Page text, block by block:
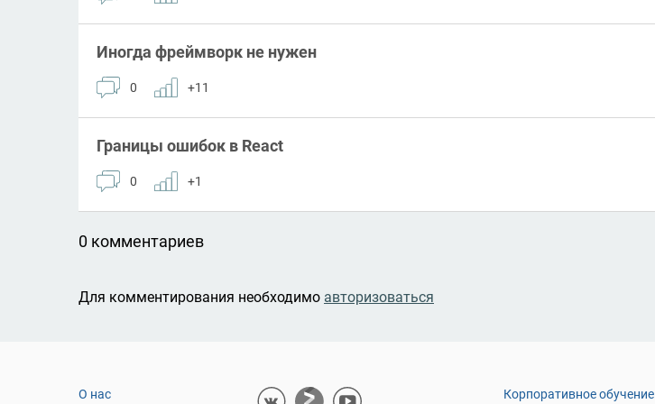
Иногда фреймворк не нужен
0 +11
Границы ошибок в React
0 +1
0 комментариев
Для комментирования необходимо авторизоваться
О нас Корпоративное обучение